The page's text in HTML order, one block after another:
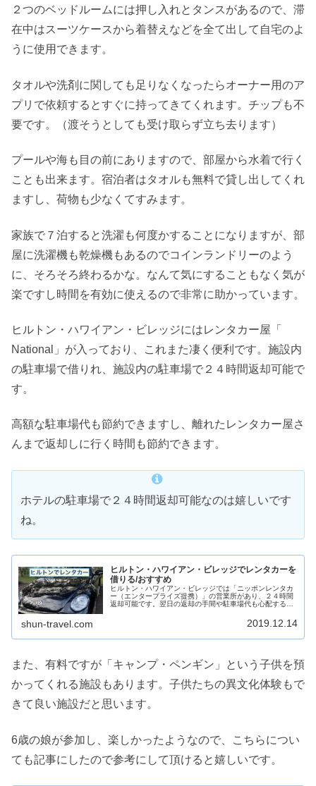
２つのベッドルームには押し入れとタンスがあるので、滞
在中はスーツケースから着替えなどを全て出して自宅のよ
うに使用できます。
タオルや洗剤に関しても足りなくなったらオーナー用のア
プリで依頼するとすぐに持ってきてくれます。チップも不
要です。（渡そうとしても受け取らず立ち去ります）
プールや海も目の前にありますので、部屋から水着で行く
ことも出来ます。宿泊者はタオルも無料で貸し出してくれ
ますし、荷物も少なくてすみます。
家族で７泊すると洗濯も何度かすることになりますが、部
屋に洗濯機も乾燥機もあるのでコインランドリーのよう
に、そろそろ終わるかな。なんて気にすることもなく気が
楽ですし時間を有効に使えるので非常に助かっています。
ヒルトン・ハワイアン・ビレッジにはレンタカー屋「
National」が入っており、これまた凄く便利です。施設内
の駐車場で借りれ、施設内の駐車場で２４時間返却可能で
す。
高額な駐車場代も節約できますし、離れたレンタカー屋さ
んまで返却しに行く時間も節約できます。
ホテルの駐車場で２４時間返却可能なのは嬉しいです
ね。
ヒルトン・ハワイアン・ビレッジでレンタカーを
借りる/おすすめ
ヒルトン・ハワイアン・ビレッジでは「ニッポンレンタカ
ー（エンタープライズ提携）」の営業所があり、２４時間
返却可能です。翌日の返却の手間や駐車場代も心配するこ
カーを借りる際に候補としてみてはいかがでしょうか。
shun-travel.com 2019.12.14
また、有料ですが「キャンプ・ペンギン」という子供を預
かってくれる施設もあります。子供たちの異文化体験もで
きて良い施設だと思います。
6歳の娘が参加し、楽しかったようなので、こちらについ
ても記事にしたので参考にして頂けると嬉しいです。